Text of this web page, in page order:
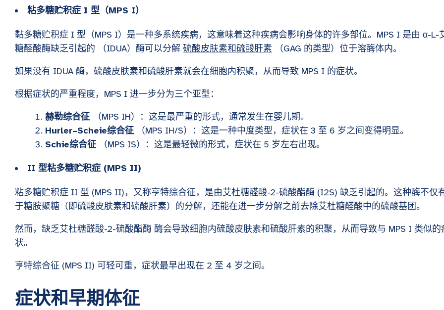
粘多糖贮积症 I 型（MPS I）
黏多糖贮积症 I 型（MPS I）是一种多系统疾病，这意味着这种疾病会影响身体的许多部位。MPS I 是由 α-L-
糖醛酸酶缺乏引起的
（IDUA）酶可以分解 硫酸皮肤素和硫酸肝素 （GAG 的类型）位于溶酶体内。
如果没有 IDUA 酶，硫酸皮肤素和硫酸肝素就会在细胞内积聚，从而导致 MPS I 的症状。
根据症状的严重程度，MPS I 进一步分为三个亚型：
赫勒综合征
（MPS IH）：这是最严重的形式，通常发生在婴儿期。
Hurler–Scheie综合征 （MPS IH/S）：这是一种中度类型，症状在 3 至 6 岁之间变得明显。
Schie综合征 （MPS IS）：这是最轻微的形式，症状在 5 岁左右出现。
II 型粘多糖贮积症 (MPS II)
粘多糖贮积症 II 型 (MPS II)，又称亨特综合征，是由艾杜糖醛酸-2-硫酸酯酶 (I2S) 缺乏引起的。这种酶不仅
于糖胺聚糖（即硫酸皮肤素和硫酸肝素）的分解，还能在进一步分解之前去除艾杜糖醛酸中的硫酸基团。
然而，缺乏艾杜糖醛酸-2-硫酸酯酶 酶会导致细胞内硫酸皮肤素和硫酸肝素的积聚，从而导致与 MPS I 类似的
状。
亨特综合征 (MPS II) 可轻可重，症状最早出现在 2 至 4 岁之间。
症状和早期体征